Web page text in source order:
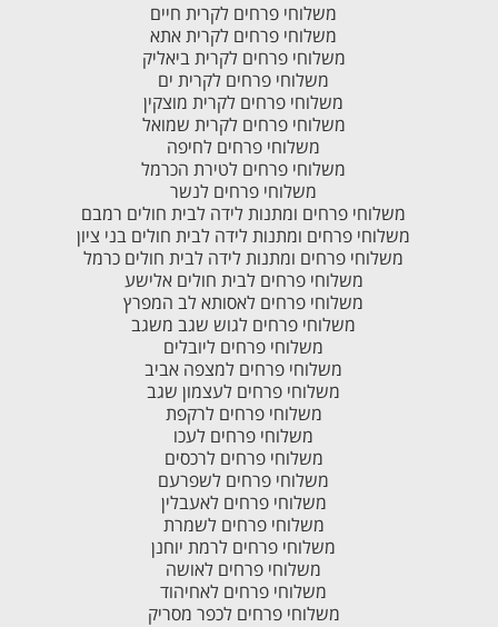
משלוחי פרחים לקרית חיים
משלוחי פרחים לקרית אתא
משלוחי פרחים לקרית ביאליק
משלוחי פרחים לקרית ים
משלוחי פרחים לקרית מוצקין
משלוחי פרחים לקרית שמואל
משלוחי פרחים לחיפה
משלוחי פרחים לטירת הכרמל
משלוחי פרחים לנשר
משלוחי פרחים ומתנות לידה לבית חולים רמבם
משלוחי פרחים ומתנות לידה לבית חולים בני ציון
משלוחי פרחים ומתנות לידה לבית חולים כרמל
משלוחי פרחים לבית חולים אלישע
משלוחי פרחים לאסותא לב המפרץ
משלוחי פרחים לגוש שגב משגב
משלוחי פרחים ליובלים
משלוחי פרחים למצפה אביב
משלוחי פרחים לעצמון שגב
משלוחי פרחים לרקפת
משלוחי פרחים לעכו
משלוחי פרחים לרכסים
משלוחי פרחים לשפרעם
משלוחי פרחים לאעבלין
משלוחי פרחים לשמרת
משלוחי פרחים לרמת יוחנן
משלוחי פרחים לאושה
משלוחי פרחים לאחיהוד
משלוחי פרחים לכפר מסריק